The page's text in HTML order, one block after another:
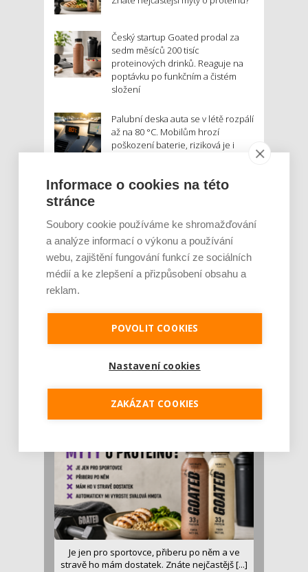
Český startup Goated prodal za
sedm měsíců 200 tisíc
proteinových drinků. Reaguje na
poptávku po funkčním a čistém
složení
Palubní deska auta se v létě rozpálí
až na 80 °C. Mobilům hrozí
poškození baterie, riziková je i
MOHLO BY VÁS ZAJÍMAT:
Rajčata, borůvky nebo ořechy. Potraviny,
Léto je ideálním časem dopřát hormonům
luštěniny jsou práv...
Je jen pro sportovce, přiberu po něm a ve
stravě ho mám dostatek. Znáte nejčastějš [...]
Informace o cookies na této
stránce
Soubory cookie používáme ke shromažďování
a analýze informací o výkonu a používání
webu, zajištění fungování funkcí ze sociálních
médií a ke zlepšení a přizpůsobení obsahu a
reklam.
POVOLIT COOKIES
Nastavení cookies
ZAKÁZAT COOKIES